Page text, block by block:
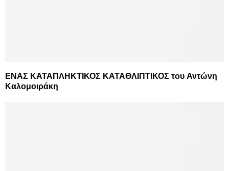
ΕΝΑΣ ΚΑΤΑΠΛΗΚΤΙΚΟΣ ΚΑΤΑΘΛΙΠΤΙΚΟΣ του Αντώνη
Καλομοιράκη